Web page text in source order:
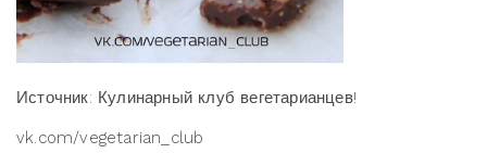
Источник: Кулинарный клуб вегетарианцев!
vk.com/vegetarian_club